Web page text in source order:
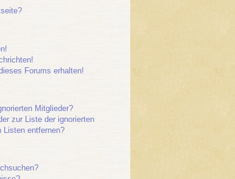
Forums erhalten!
Mitglieder?
zur Liste der ignorierten
Listen entfernen?